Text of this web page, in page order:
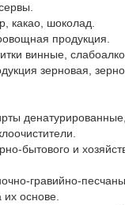
какао, шоколад.
продукция.
винные,
зерновая,
бытового и
гравийно-
основе.